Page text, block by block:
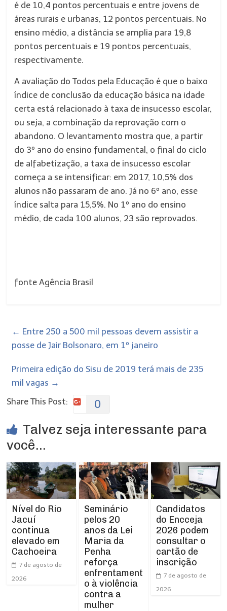
é de 10,4 pontos percentuais e entre jovens de
áreas rurais e urbanas, 12 pontos percentuais. No
ensino médio, a distância se amplia para 19,8
pontos percentuais e 19 pontos percentuais,
respectivamente.
A avaliação do Todos pela Educação é que o baixo
índice de conclusão da educação básica na idade
certa está relacionado à taxa de insucesso escolar,
ou seja, a combinação da reprovação com o
abandono. O levantamento mostra que, a partir
do 3º ano do ensino fundamental, o final do ciclo
de alfabetização, a taxa de insucesso escolar
começa a se intensificar: em 2017, 10,5% dos
alunos não passaram de ano. Já no 6º ano, esse
índice salta para 15,5%. No 1º ano do ensino
médio, de cada 100 alunos, 23 são reprovados.
fonte Agência Brasil
← Entre 250 a 500 mil pessoas devem assistir a
posse de Jair Bolsonaro, em 1º janeiro
Primeira edição do Sisu de 2019 terá mais de 235
mil vagas →
Share This Post:
0
Talvez seja interessante para
você...
Nível do Rio
Jacuí
continua
elevado em
Cachoeira
7 de agosto de
2026
Seminário
pelos 20
anos da Lei
Maria da
Penha
reforça
enfrentament
o à violência
contra a
mulher
Candidatos
do Encceja
2026 podem
consultar o
cartão de
inscrição
7 de agosto de
2026